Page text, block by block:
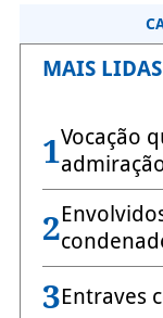
MAIS LIDAS
1Vocação
2
3Entraves